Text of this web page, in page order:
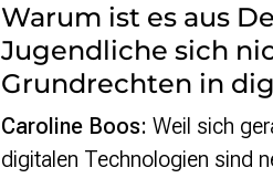
Warum ist es aus
Jugendliche sich
Grundrechten in
Caroline Boos: Weil sich
digitalen Technologien sind